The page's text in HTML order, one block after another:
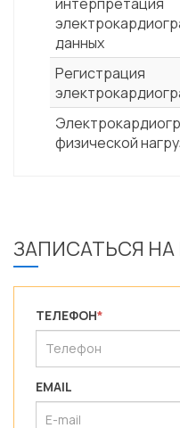
данных
Регистрация
физической
ЗАПИСАТЬСЯ
ТЕЛЕФОН*
EMAIL